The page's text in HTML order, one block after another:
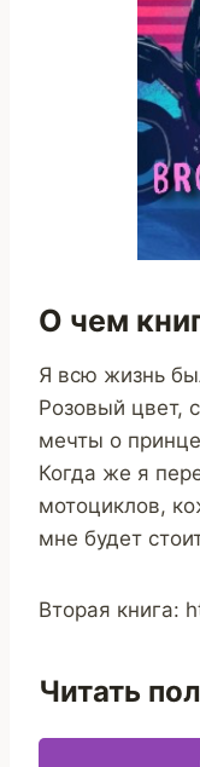
О чем
Я всю жизнь
Розовый цвет,
мечты о
Когда же я
мотоциклов,
мне будет
Вторая книга:
Читать